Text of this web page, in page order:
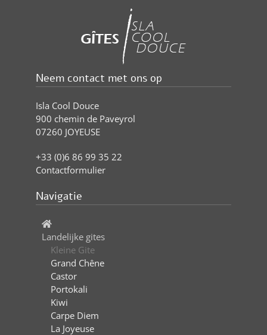
Neem contact met ons op
Isla Cool Douce
900 chemin de Paveyrol
07260 JOYEUSE
+33 (0)6 86 99 35 22
Contactformulier
Navigatie
Landelijke gites
Kleine Gite
Grand Chêne
Castor
Portokali
Kiwi
Carpe Diem
La Joyeuse